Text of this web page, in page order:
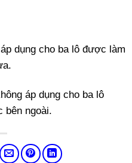
dụng cho ba lô được làm
áp dụng cho ba lô
bên ngoài.